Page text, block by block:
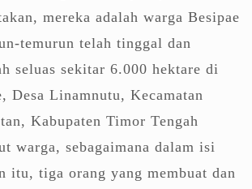
mereka adalah warga Besipae
temurun telah tinggal dan
seluas sekitar 6.000 hektare di
Desa Linamnutu, Kecamatan
Kabupaten Timor Tengah
warga, sebagaimana dalam isi
itu, tiga orang yang membuat dan